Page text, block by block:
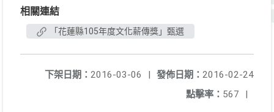
相關連結
「花蓮縣105年度文化薪傳獎」甄選
發佈日期： 2016-02-24
下架日期： 2016-03-06
|
點擊率： 567 |